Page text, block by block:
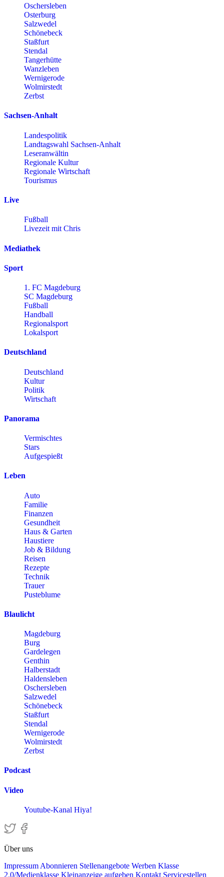
Oschersleben
Osterburg
Salzwedel
Schönebeck
Staßfurt
Stendal
Tangerhütte
Wanzleben
Wernigerode
Wolmirstedt
Zerbst
Sachsen-Anhalt
Landespolitik
Landtagswahl Sachsen-Anhalt
Leseranwältin
Regionale Kultur
Regionale Wirtschaft
Tourismus
Live
Fußball
Livezeit mit Chris
Mediathek
Sport
1. FC Magdeburg
SC Magdeburg
Fußball
Handball
Regionalsport
Lokalsport
Deutschland
Deutschland
Kultur
Politik
Wirtschaft
Panorama
Vermischtes
Stars
Aufgespießt
Leben
Auto
Familie
Finanzen
Gesundheit
Haus & Garten
Haustiere
Job & Bildung
Reisen
Rezepte
Technik
Trauer
Pusteblume
Blaulicht
Magdeburg
Burg
Gardelegen
Genthin
Halberstadt
Haldensleben
Oschersleben
Salzwedel
Schönebeck
Staßfurt
Stendal
Wernigerode
Wolmirstedt
Zerbst
Podcast
Video
Youtube-Kanal Hiya!
Über uns
Impressum Abonnieren Stellenangebote Werben Klasse
2.0/Medienklasse Kleinanzeige aufgeben Kontakt Servicestellen